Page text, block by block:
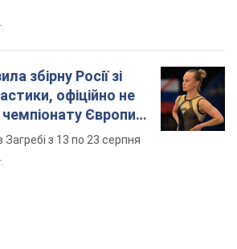
збірну Росії зі
офіційно не
Європи
Загребі з 13 по 23 серпня